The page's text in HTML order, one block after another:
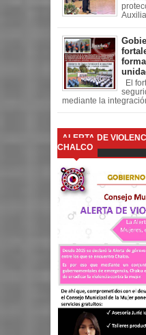
El
mediante la
ALERTA DE
CHALCO